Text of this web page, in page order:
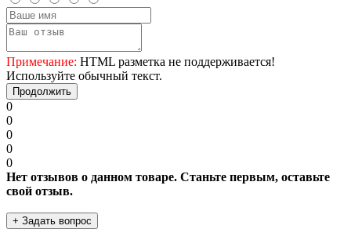
Примечание: HTML разметка не поддерживается!
Используйте обычный текст.
Продолжить
0
0
0
0
0
Нет отзывов о данном товаре. Станьте первым, оставьте
свой отзыв.
+ Задать вопрос